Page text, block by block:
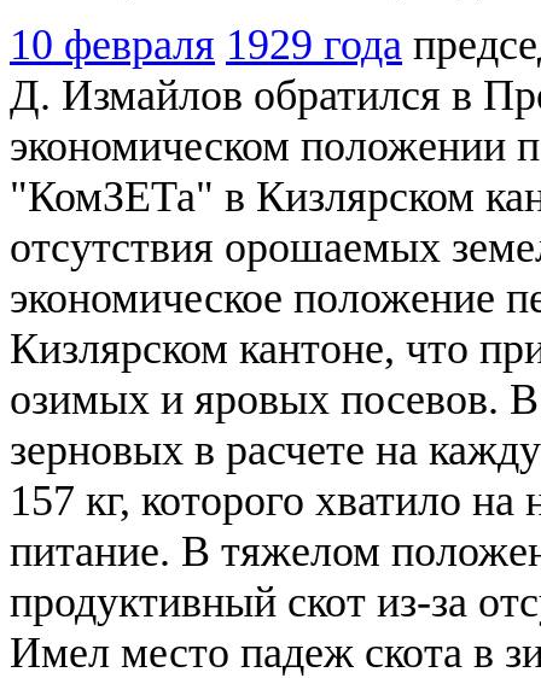
10 февраля 1929 года
Д. Измайлов обратился в
экономическом положении
"КомЗЕТа" в Кизлярском
отсутствия орошаемых
экономическое положение
Кизлярском кантоне, что
озимых и яровых посевов.
зерновых в расчете на
157 кг, которого хватило
питание. В тяжелом
продуктивный скот из-за
Имел место падеж скота в